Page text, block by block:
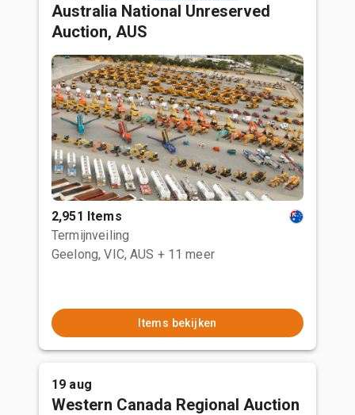
Australia National Unreserved
Auction, AUS
2,951 Items
Termijnveiling
Geelong, VIC, AUS + 11 meer
Items bekijken
19 aug
Western Canada Regional Auction